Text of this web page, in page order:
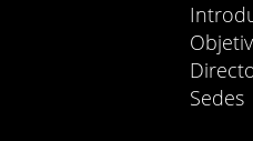
Sedes